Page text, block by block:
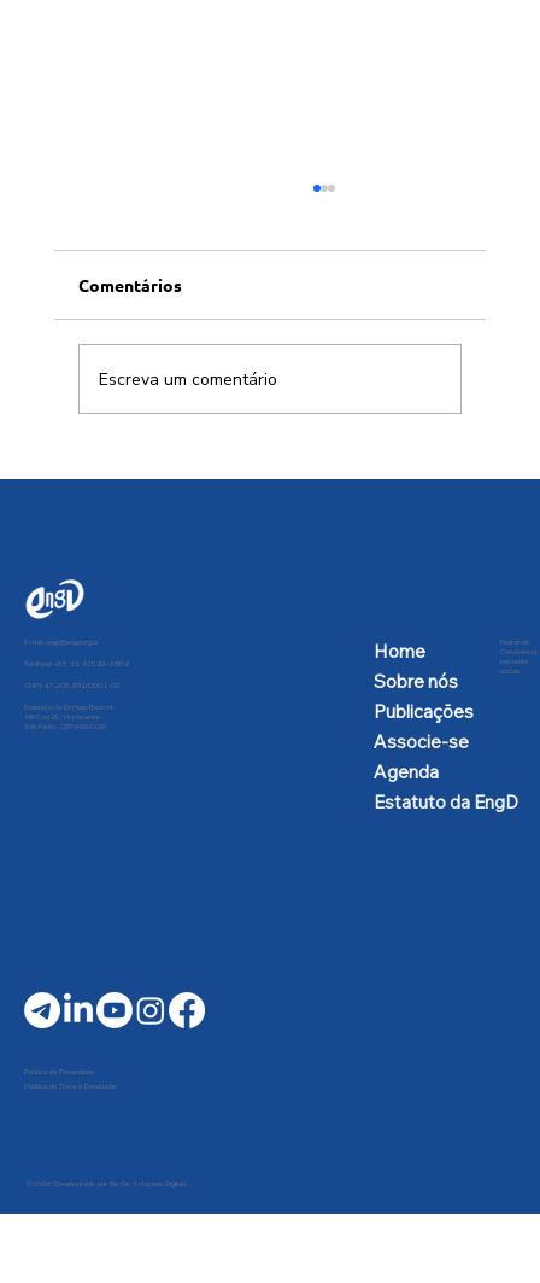
Comentários
Escreva um comentário
E-mail:engd@engd.org.br
Telefone: +55 11 91592-2809
CNPJ: 47.205.991/0001-02
Endereço: Av Dr Hugo Beolchi,
445 Conj 25 - Vila Guarani -
São Paulo - CEP: 04310-030
Home
Sobre nós
Publicações
Associe-se
Agenda
Estatuto da EngD
Regras de
Convivência
nas redes
sociais
Política de Privacidade
Política de Troca e Devolução
©2026 Desenvolvido por Be On Soluções Digitais